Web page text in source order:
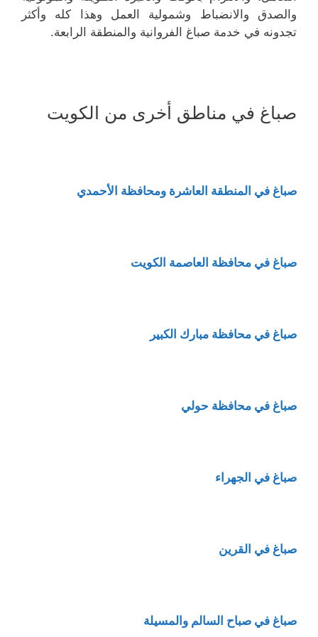
والصدق والانضباط وشمولية العمل وهذا كله وأكثر
تجدونه في خدمة صباغ الفروانية والمنطقة الرابعة.
صباغ في مناطق أخرى من الكويت
صباغ في المنطقة العاشرة ومحافظة الأحمدي
صباغ في محافظة العاصمة الكويت
صباغ في محافظة مبارك الكبير
صباغ في محافظة حولي
صباغ في الجهراء
صباغ في القرين
صباغ في صباح السالم والمسيلة